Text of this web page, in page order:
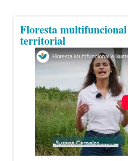
Floresta
territorial